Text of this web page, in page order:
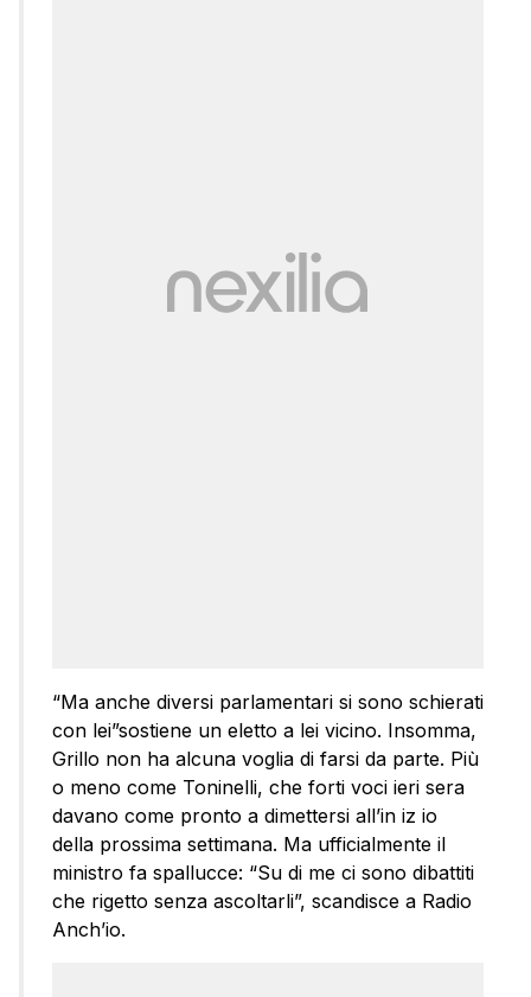
“Ma anche diversi parlamentari si sono schierati
con lei”sostiene un eletto a lei vicino. Insomma,
Grillo non ha alcuna voglia di farsi da parte. Più
o meno come Toninelli, che forti voci ieri sera
davano come pronto a dimettersi all’in iz io
della prossima settimana. Ma ufficialmente il
ministro fa spallucce: “Su di me ci sono dibattiti
che rigetto senza ascoltarli”, scandisce a Radio
Anch’io.